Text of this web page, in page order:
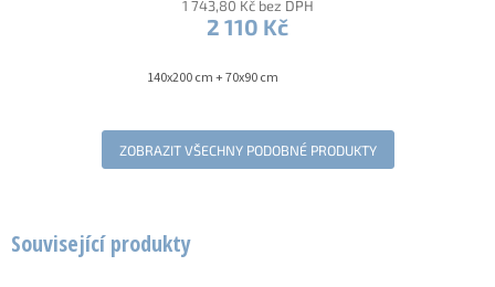
Související produkty
1 743,80 Kč bez DPH
2 110 Kč
140x200 cm + 70x90 cm
ZOBRAZIT VŠECHNY PODOBNÉ PRODUKTY